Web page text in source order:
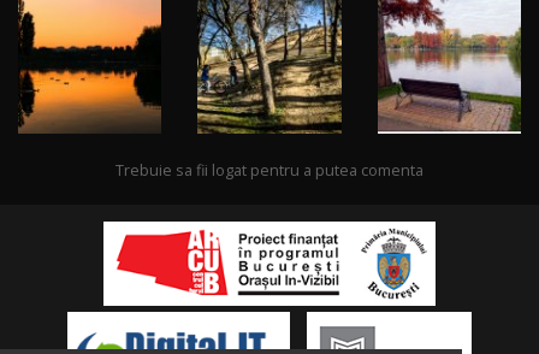
Trebuie sa fii logat pentru a putea comenta